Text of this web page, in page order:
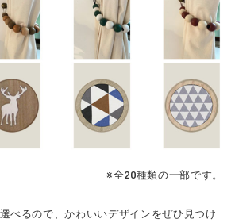
※全20種類の一部です。
べるので、かわいいデザインをぜひ見つけ